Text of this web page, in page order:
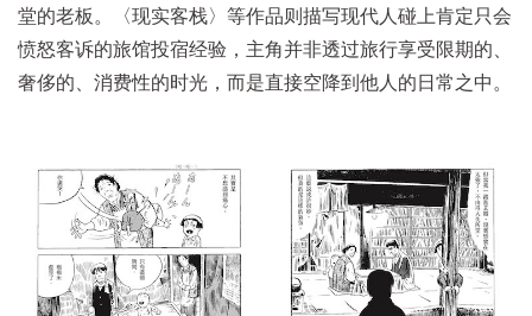
堂的老板。〈现实客栈〉等作品则描写现代人碰上肯定只会
愤怒客诉的旅馆投宿经验，主角并非透过旅行享受限期的、
奢侈的、消费性的时光，而是直接空降到他人的日常之中。